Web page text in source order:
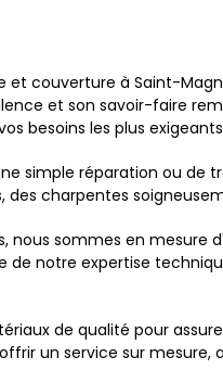
couverture à Saint-
et son savoir-faire
besoins les plus
simple réparation ou de
charpentes
sommes en mesure
notre expertise
de qualité pour
un service sur mesure,